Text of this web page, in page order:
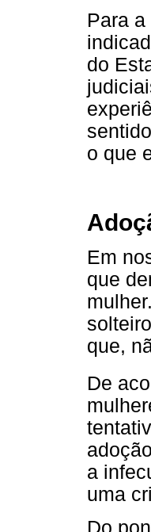
Para
do
o que
Em
que
que,
De
a
uma
Do